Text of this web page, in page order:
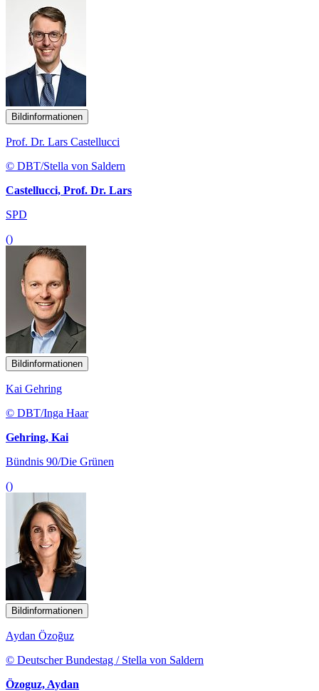
Bildinformationen
Prof. Dr. Lars Castellucci
© DBT/Stella von Saldern
Castellucci, Prof. Dr. Lars
SPD
()
Bildinformationen
Kai Gehring
© DBT/Inga Haar
Gehring, Kai
Bündnis 90/Die Grünen
()
Bildinformationen
Aydan Özoğuz
© Deutscher Bundestag / Stella von Saldern
Özoguz, Aydan